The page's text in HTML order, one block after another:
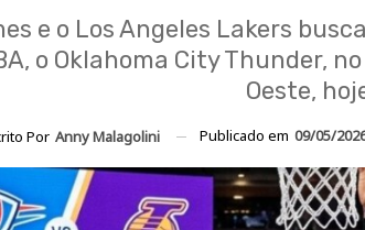
e o Los Angeles Lakers
o Oklahoma City Thunder,
Oeste,
Por Anny Malagolini Publicado em 09/05/